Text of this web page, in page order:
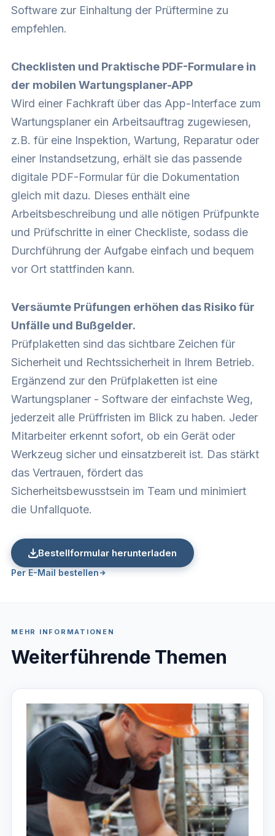
Software zur Einhaltung der Prüftermine zu
empfehlen.
Checklisten und Praktische PDF-Formulare in
der mobilen Wartungsplaner-APP
Wird einer Fachkraft über das App-Interface zum
Wartungsplaner ein Arbeitsauftrag zugewiesen,
z.B. für eine Inspektion, Wartung, Reparatur oder
einer Instandsetzung, erhält sie das passende
digitale PDF-Formular für die Dokumentation
gleich mit dazu. Dieses enthält eine
Arbeitsbeschreibung und alle nötigen Prüfpunkte
und Prüfschritte in einer Checkliste, sodass die
Durchführung der Aufgabe einfach und bequem
vor Ort stattfinden kann.
Versäumte Prüfungen erhöhen das Risiko für
Unfälle und Bußgelder.
Prüfplaketten sind das sichtbare Zeichen für
Sicherheit und Rechtssicherheit in Ihrem Betrieb.
Ergänzend zur den Prüfplaketten ist eine
Wartungsplaner - Software der einfachste Weg,
jederzeit alle Prüffristen im Blick zu haben. Jeder
Mitarbeiter erkennt sofort, ob ein Gerät oder
Werkzeug sicher und einsatzbereit ist. Das stärkt
das Vertrauen, fördert das
Sicherheitsbewusstsein im Team und minimiert
die Unfallquote.
Bestellformular herunterladen
Per E-Mail bestellen
MEHR INFORMATIONEN
Weiterführende Themen